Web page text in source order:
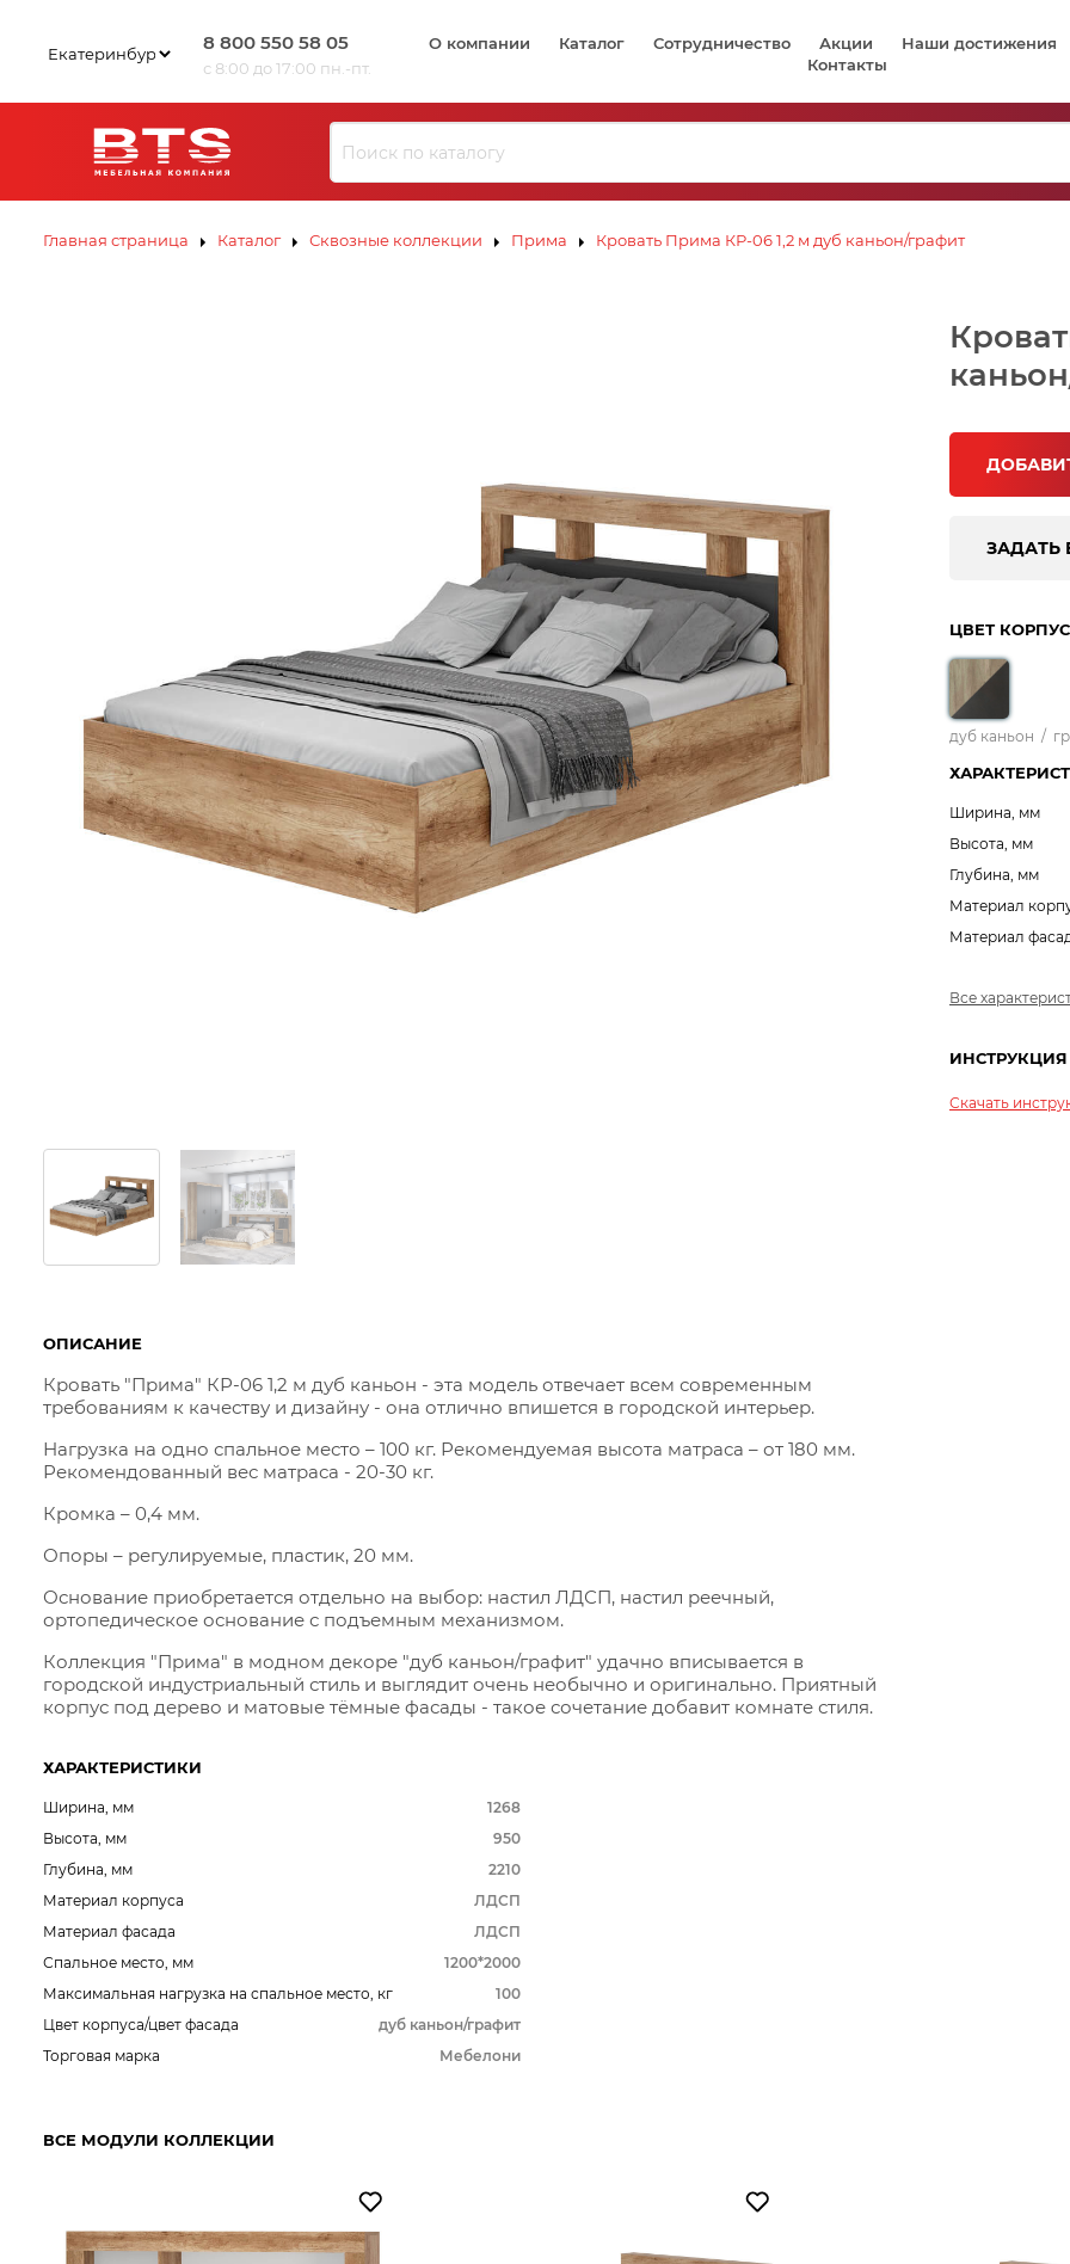
К
КС
СК
КЛ
ЛЮ
ЮЗИВ
ЗИВ
Э
К
С ЛЮЗИВ
8 800 550 58 05
с 8:00 до 17:00 пн.-пт.
О компании Каталог Сотрудничество Акции Наши достижения
Контакты
Главная страница Каталог Сквозные коллекции Прима Кровать Прима КР-06 1,2 м дуб каньон/графит
ЗАДАТЬ
ЦВЕТ
дуб каньон /
Ширина, мм
Высота, мм
Глубина, мм
Материал
Материал
Все
Скачать
ОПИСАНИЕ
Кровать "Прима" КР-06 1,2 м дуб каньон - эта модель отвечает всем современным
требованиям к качеству и дизайну - она отлично впишется в городской интерьер.
Нагрузка на одно спальное место – 100 кг. Рекомендуемая высота матраса – от 180 мм.
Рекомендованный вес матраса - 20-30 кг.
Кромка – 0,4 мм.
Опоры – регулируемые, пластик, 20 мм.
Основание приобретается отдельно на выбор: настил ЛДСП, настил реечный,
ортопедическое основание с подъемным механизмом.
Коллекция "Прима" в модном декоре "дуб каньон/графит" удачно вписывается в
городской индустриальный стиль и выглядит очень необычно и оригинально. Приятный
корпус под дерево и матовые тёмные фасады - такое сочетание добавит комнате стиля.
ХАРАКТЕРИСТИКИ
Ширина, мм
1268
Высота, мм
950
Глубина, мм
2210
Материал корпуса
ЛДСП
Материал фасада
ЛДСП
Спальное место, мм
1200*2000
Максимальная нагрузка на спальное место, кг
100
Цвет корпуса/цвет фасада
дуб каньон/графит
Торговая марка
Мебелони
ВСЕ МОДУЛИ КОЛЛЕКЦИИ